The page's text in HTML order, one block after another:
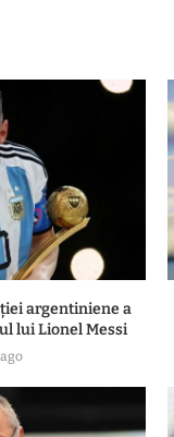
argentiniene a
lui Lionel Messi